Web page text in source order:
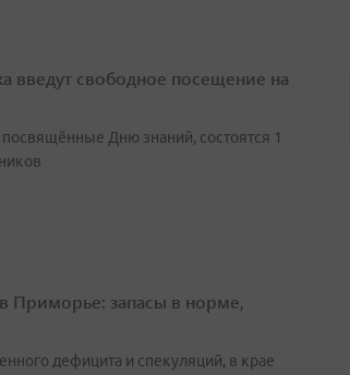
введут свободное посещение на
Дню знаний, состоятся 1
Приморье: запасы в норме,
дефицита и спекуляций, в крае